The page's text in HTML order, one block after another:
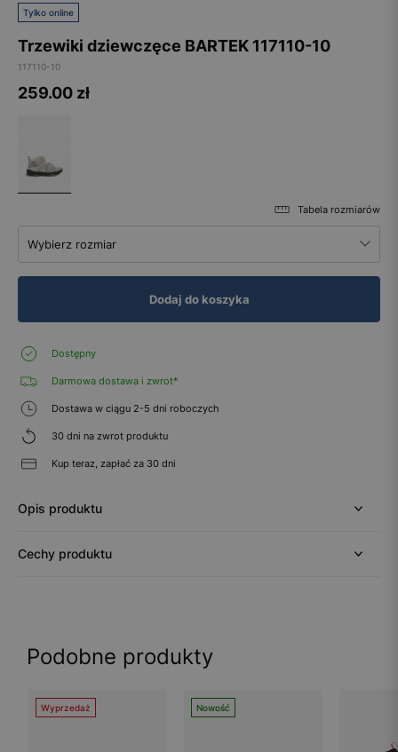
Tylko online
Trzewiki dziewczęce BARTEK 117110-10
117110-10
259.00 zł
Tabela rozmiarów
Wybierz rozmiar
Dodaj do koszyka
Dostępny
Darmowa dostawa i zwrot*
Dostawa w ciągu 2-5 dni roboczych
30 dni na zwrot produktu
Kup teraz, zapłać za 30 dni
Opis produktu
Cechy produktu
Podobne produkty
Wyprzedaż Nowość